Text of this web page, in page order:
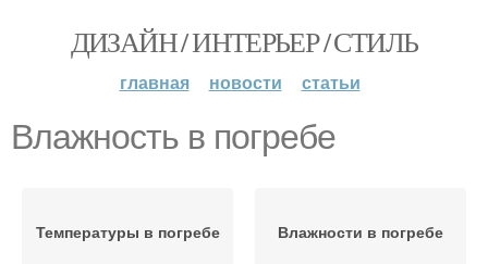
ДИЗАЙН / ИНТЕРЬЕР / СТИЛЬ
главная новости статьи
Влажность в погребе
Температуры в погребе Влажности в погребе